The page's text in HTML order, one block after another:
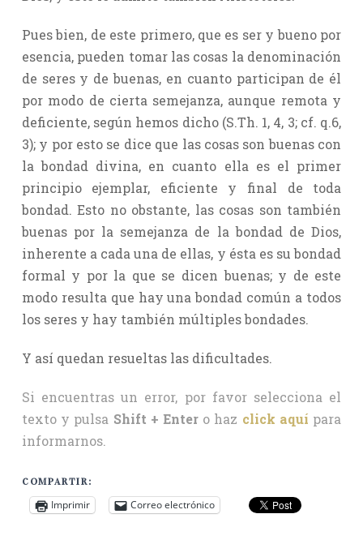
Pues bien, de este primero, que es ser y bueno por
esencia, pueden tomar las cosas la denominación
de seres y de buenas, en cuanto participan de él
por modo de cierta semejanza, aunque remota y
deficiente, según hemos dicho (S.Th. 1, 4, 3; cf. q.6,
3); y por esto se dice que las cosas son buenas con
la bondad divina, en cuanto ella es el primer
principio ejemplar, eficiente y final de toda
bondad. Esto no obstante, las cosas son también
buenas por la semejanza de la bondad de Dios,
inherente a cada una de ellas, y ésta es su bondad
formal y por la que se dicen buenas; y de este
modo resulta que hay una bondad común a todos
los seres y hay también múltiples bondades.
Y así quedan resueltas las dificultades.
Si encuentras un error, por favor selecciona el
texto y pulsa Shift + Enter o haz click aquí para
informarnos.
COMPARTIR:
Imprimir Correo electrónico